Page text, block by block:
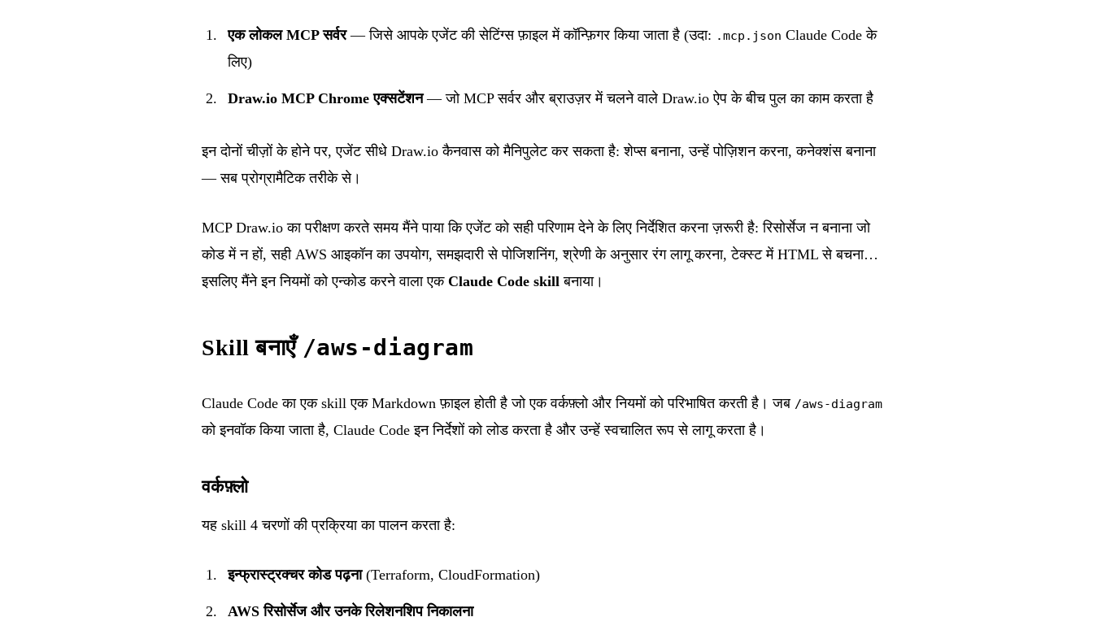
एक लोकल MCP सर्वर— जिसे आपके एजेंट की सेटिंग्स फ़ाइल में कॉन्फ़िगर किया जाता है (उदा: .mcp.json Claude Code के
लिए)
Draw.io MCP Chrome एक्सटेंशन— जो MCP सर्वर और ब्राउज़र में चलने वाले Draw.io ऐप के बीच पुल का काम करता है
इन दोनों चीज़ों के होने पर, एजेंट सीधे Draw.io कैनवास को मैनिपुलेट कर सकता है: शेप्स बनाना, उन्हें पोज़िशन करना, कनेक्शंस बनाना
— सब प्रोग्रामैटिक तरीके से।
MCP Draw.io का परीक्षण करते समय मैंने पाया कि एजेंट को सही परिणाम देने के लिए निर्देशित करना ज़रूरी है: रिसोर्सेज न बनाना जो
कोड में न हों, सही AWS आइकॉन का उपयोग, समझदारी से पोजिशनिंग, श्रेणी के अनुसार रंग लागू करना, टेक्स्ट में HTML से बचना…
इसलिए मैंने इन नियमों को एन्कोड करने वाला एक Claude Code skill बनाया।
Skill बनाएँ /aws-diagram
Claude Code का एक skill एक Markdown फ़ाइल होती है जो एक वर्कफ़्लो और नियमों को परिभाषित करती है। जब /aws-diagram
को इनवॉक किया जाता है, Claude Code इन निर्देशों को लोड करता है और उन्हें स्वचालित रूप से लागू करता है।
वर्कफ़्लो
यह skill 4 चरणों की प्रक्रिया का पालन करता है:
इन्फ्रास्ट्रक्चर कोड पढ़ना(Terraform, CloudFormation)
AWS रिसोर्सेज और उनके रिलेशनशिप निकालना